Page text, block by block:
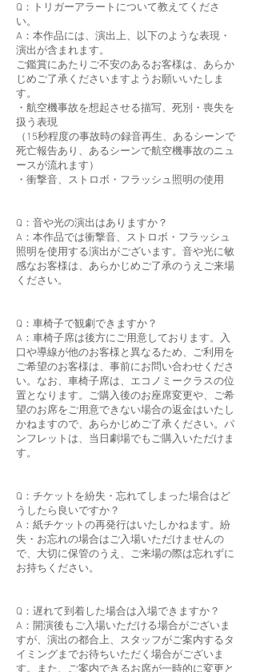
Q：トリガーアラートについて教えてくださ
い。
A：本作品には、演出上、以下のような表現・
演出が含まれます。
ご鑑賞にあたりご不安のあるお客様は、あらか
じめご了承くださいますようお願いいたしま
す。
・航空機事故を想起させる描写、死別・喪失を
扱う表現
（15秒程度の事故時の録音再生、あるシーンで
死亡報告あり、あるシーンで航空機事故のニュ
ースが流れます）
・衝撃音、ストロボ・フラッシュ照明の使用
Q：音や光の演出はありますか？
A：本作品では衝撃音、ストロボ・フラッシュ
照明を使用する演出がございます。音や光に敏
感なお客様は、あらかじめご了承のうえご来場
ください。
Q：車椅子で観劇できますか？
A：車椅子席は後方にご用意しております。入
口や導線が他のお客様と異なるため、ご利用を
ご希望のお客様は、事前にお問い合わせくださ
い。なお、車椅子席は、エコノミークラスの位
置となります。ご購入後のお座席変更や、ご希
望のお席をご用意できない場合の返金はいたし
かねますので、あらかじめご了承ください。パ
ンフレットは、当日劇場でもご購入いただけま
す。
Q：チケットを紛失・忘れてしまった場合はど
うしたら良いですか？
A：紙チケットの再発行はいたしかねます。紛
失・お忘れの場合はご入場いただけませんの
で、大切に保管のうえ、ご来場の際は忘れずに
お持ちください。
Q：遅れて到着した場合は入場できますか？
A：開演後もご入場いただける場合がございま
すが、演出の都合上、スタッフがご案内するタ
イミングまでお待ちいただく場合がございま
す。また、ご案内できるお席が一時的に変更と